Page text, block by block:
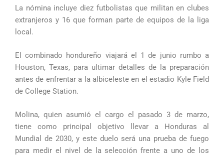
La nómina incluye diez futbolistas que militan en clubes
extranjeros y 16 que forman parte de equipos de la liga
local.
El combinado hondureño viajará el 1 de junio rumbo a
Houston, Texas, para ultimar detalles de la preparación
antes de enfrentar a la albiceleste en el estadio Kyle Field
de College Station.
Molina, quien asumió el cargo el pasado 3 de marzo,
tiene como principal objetivo llevar a Honduras al
Mundial de 2030, y este duelo será una prueba de fuego
para medir el nivel de la selección frente a uno de los